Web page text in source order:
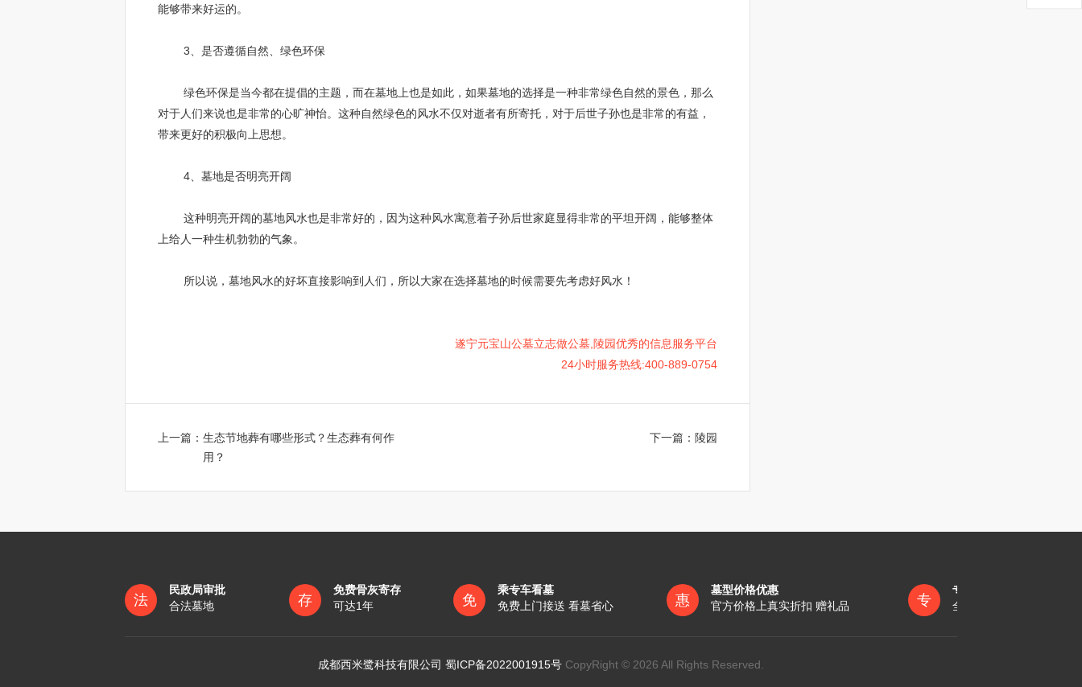
能够带来好运的。
3、是否遵循自然、绿色环保
绿色环保是当今都在提倡的主题，而在墓地上也是如此，如果墓地的选择是一种非常绿色自然的景色，那么
对于人们来说也是非常的心旷神怡。这种自然绿色的风水不仅对逝者有所寄托，对于后世子孙也是非常的有益，
带来更好的积极向上思想。
4、墓地是否明亮开阔
这种明亮开阔的墓地风水也是非常好的，因为这种风水寓意着子孙后世家庭显得非常的平坦开阔，能够整体
上给人一种生机勃勃的气象。
所以说，墓地风水的好坏直接影响到人们，所以大家在选择墓地的时候需要先考虑好风水！
遂宁元宝山公墓立志做公墓,陵园优秀的信息服务平台
24小时服务热线:400-889-0754
上一篇： 生态节地葬有哪些形式？生态葬有何作
用？
下一篇： 陵园
法
民政局审批
合法墓地
存
免费骨灰寄存
可达1年
免
乘专车看墓
免费上门接送 看墓省心
惠
墓型价格优惠
官方价格上真实折扣 赠礼品
专
专员一对一服务
全称陪同办理各项手续
成都西米鹭科技有限公司 蜀ICP备2022001915号 CopyRight © 2026 All Rights Reserved.